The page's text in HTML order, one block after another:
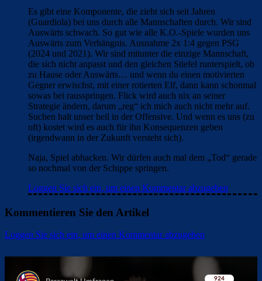
Es gibt eine Komponente, die zieht sich seit Jahren
(Guardiola) bei uns durch alle Mannschaften durch. Wir sind
Auswärts schwach. So gut wie alle K.O.-Spiele wurden uns
Auswärts zum Verhängnis. Ausnahme 2x 1:4 gegen PSG
(2024 und 2021). Wir sind mitunter die einzige Mannschaft,
die sich nicht anpasst und den gleichen Stiefel runterspielt, ob
zu Hause oder Auswärts… und wenn du einen motivierten
Gegner erwischst, mit einer rotierten Elf, dann kann schonmal
sowas bei rausspringen. Flick wird auch nix an seiner
Strategie ändern, darum „reg“ ich mich auch nicht mehr auf.
Suchen halt unser heil in der Offensive. Und wenn es uns (zu
oft) kostet wird es auch für ihn Konsequenzen geben
(irgendwann in der Zukunft versteht sich).
Naja, Spiel abhacken. Wir dürfen auch mal dem „Tod“ gerade
so nochmal von der Schippe springen.
Loggen Sie sich ein, um einen Kommentar abzugeben
Kommentieren Sie den Artikel
Loggen Sie sich ein, um einen Kommentar abzugeben